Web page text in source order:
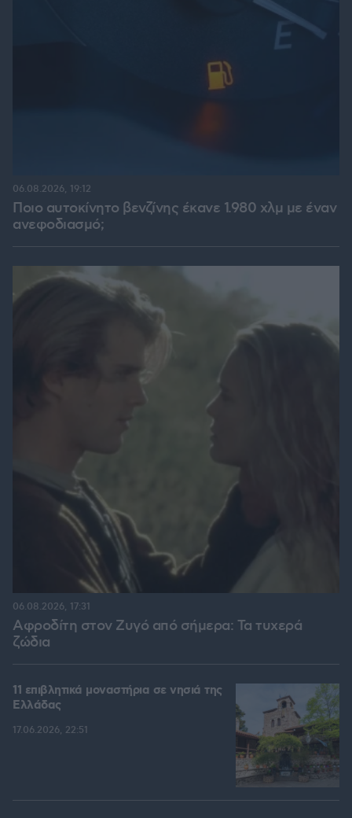
Ποιο αυτοκίνητο βενζίνης έκανε 1.980 χλμ με έναν
ανεφοδιασμό;
06.08.2026, 19:12
Αφροδίτη στον Ζυγό από σήμερα: Τα τυχερά
ζώδια
06.08.2026, 17:31
11 επιβλητικά μοναστήρια σε νησιά της
Ελλάδας
17.06.2026, 22:51